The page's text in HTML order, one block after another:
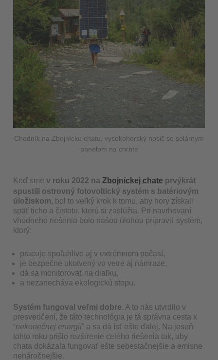
Chodník na Zbojnícku chatu, vysokohorský nosič so solárnym
panelom na chrbte
Keď smev roku 2022 naZbojníckej chate prvýkrát
spustili ostrovný fotovoltický systém s batériovým
úložiskom, bol to veľký krok k tomu, aby hory získali
späť ticho a čistotu, ktorú si zaslúžia. Pri navrhovaní
vhodného riešenia bolo našou úlohou pripraviť systém,
ktorý:
pracuje spoľahlivo aj v extrémnom počasí,
je bezpečne ukotvený vo vetre aj námraze,
dá sa monitorovať na diaľku,
a nezanecháva ekologickú stopu.
Systém fungoval veľmi dobre. A to nás utvrdilo v
presvedčení, že táto technológia je tá správna cesta k
“nekonečnej energii” a sa dá ísť ešte ďalej. Na jeseň
tohto roku prišlo rozšírenie celého riešenia tak, aby
chata dokázala fungovať ešte sebestačnejšie a emisne
nenáročnejšie.